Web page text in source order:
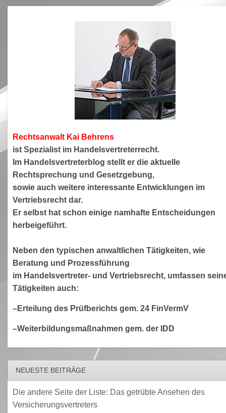
Rechtsanwalt Kai Behrens
ist Spezialist im Handelsvertreterrecht.
Im Handelsvertreterblog stellt er die aktuelle
Rechtsprechung und Gesetzgebung,
sowie auch weitere interessante Entwicklungen im
Vertriebsrecht dar.
Er selbst hat schon einige namhafte Entscheidungen
herbeigeführt.
Neben den typischen anwaltlichen Tätigkeiten, wie
Beratung und Prozessführung
im Handelsvertreter- und Vertriebsrecht, umfassen
Tätigkeiten auch:
–Erteilung des Prüfberichts gem. 24 FinVermV
–Weiterbildungsmaßnahmen gem. der IDD
NEUESTE BEITRÄGE
Die andere Seite der Liste: Das getrübte Ansehen des
Versicherungsvertreters